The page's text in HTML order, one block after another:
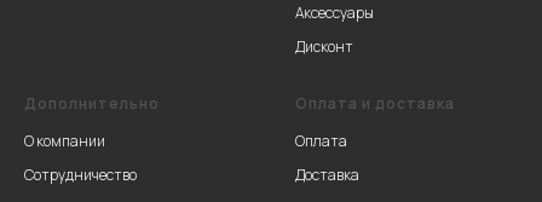
Аксессуары
Дисконт
Дополнительно
О компании
Сотрудничество
Оплата и доставка
Оплата
Доставка